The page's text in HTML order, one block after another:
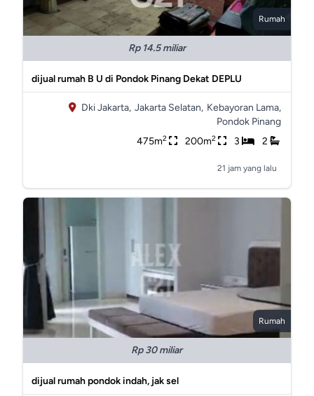
Rumah
Rp 14.5 miliar
dijual rumah B U di Pondok Pinang Dekat DEPLU
Dki Jakarta, Jakarta Selatan, Kebayoran Lama,
Pondok Pinang
475m2 200m2 3 2
21 jam yang lalu
Rumah
Rp 30 miliar
dijual rumah pondok indah, jak sel